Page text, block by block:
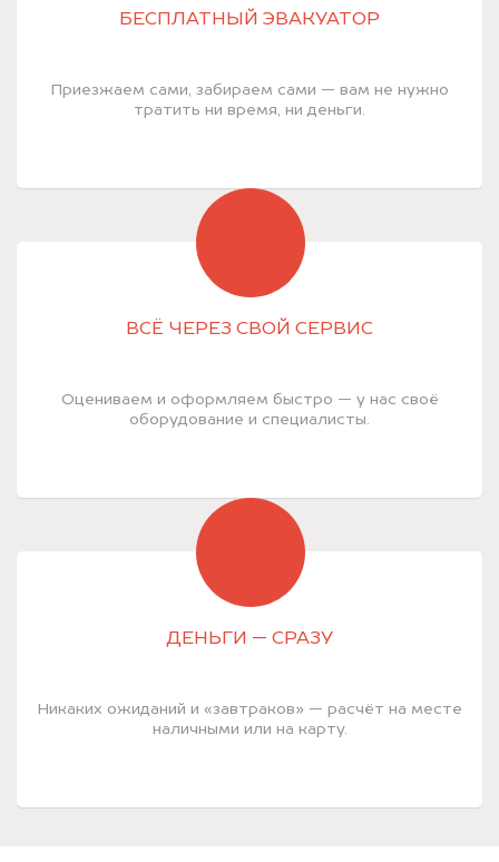
БЕСПЛАТНЫЙ ЭВАКУАТОР
Приезжаем сами, забираем сами — вам не нужно
тратить ни время, ни деньги.
ВСЁ ЧЕРЕЗ СВОЙ СЕРВИС
Оцениваем и оформляем быстро — у нас своё
оборудование и специалисты.
ДЕНЬГИ — СРАЗУ
Никаких ожиданий и «завтраков» — расчёт на месте
наличными или на карту.